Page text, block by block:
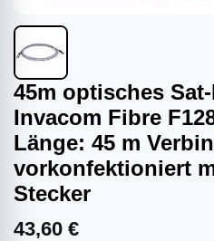
45m optisches
Invacom Fibre
Länge: 45 m
vorkonfektioniert
Stecker
43,60 €